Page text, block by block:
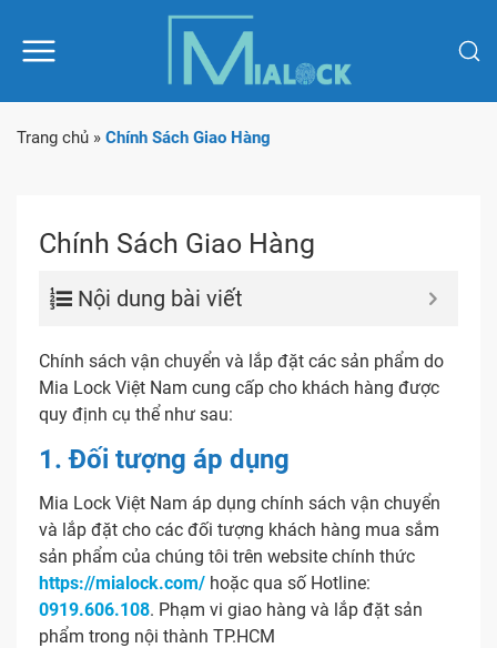
Trang chủ » Chính Sách Giao Hàng
Chính Sách Giao Hàng
Nội dung bài viết
Chính sách vận chuyển và lắp đặt các sản phẩm do
Mia Lock Việt Nam cung cấp cho khách hàng được
quy định cụ thể như sau:
1. Đối tượng áp dụng
Mia Lock Việt Nam áp dụng chính sách vận chuyển
và lắp đặt cho các đối tượng khách hàng mua sắm
sản phẩm của chúng tôi trên website chính thức
https://mialock.com/ hoặc qua số Hotline:
0919.606.108. Phạm vi giao hàng và lắp đặt sản
phẩm trong nội thành TP.HCM